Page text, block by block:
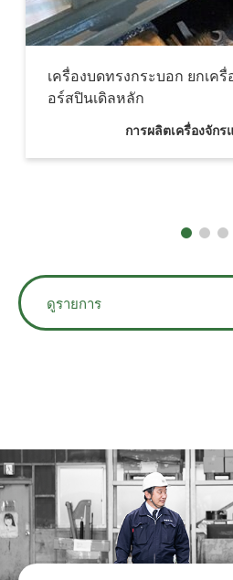
เครื่องบดทรงกระบอก ยกเค
อร์สปินเดิลหลัก
การผลิตเครื่องจัก
ดูรายการ